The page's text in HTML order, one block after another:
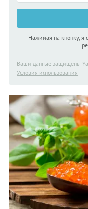
Нажимая на кнопку, я
Ваши данные защищены
Условия использования